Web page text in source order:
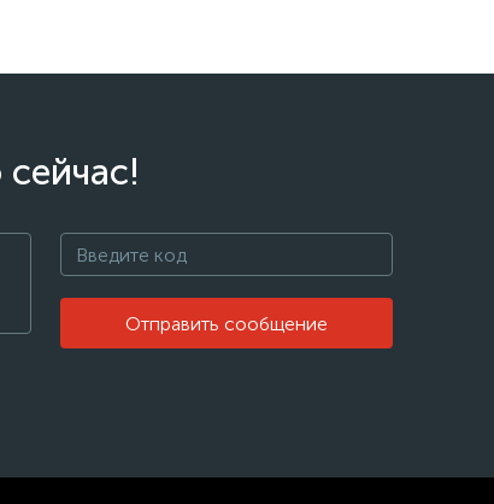
Отправить сообщение